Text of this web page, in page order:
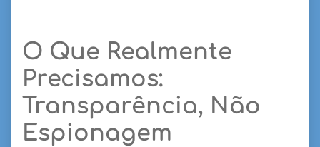
O Que Realmente
Precisamos:
Transparência, Não
Espionagem